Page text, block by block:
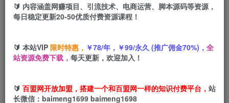
立即购买
松日入1000+
🔰 内容涵盖网赚项目、引流技术、电商运营、脚本源码等资源，
每日稳定更新20-50优质付费资源课程！
🔰 本站VIP 限时特惠， ￥78/年，￥99/永久 (推广佣金70%)， 全
站资源免费下载， 每天更新，欢迎加入！
🔰 百盟网开放加盟，搭建一个和百盟网一样的知识付费平台， 站
长微信：baimeng1699 baimeng1698